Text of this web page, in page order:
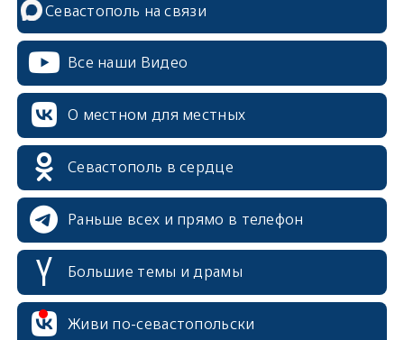
Севастополь на связи
Все наши Видео
О местном для местных
Севастополь в сердце
Раньше всех и прямо в телефон
Большие темы и драмы
Живи по-севастопольски
erid: 2SDnjcrDNw6